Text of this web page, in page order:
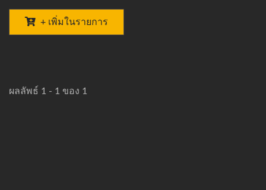
+ เพิ่มในรายการ
ผลลัพธ์ 1 - 1 ของ 1